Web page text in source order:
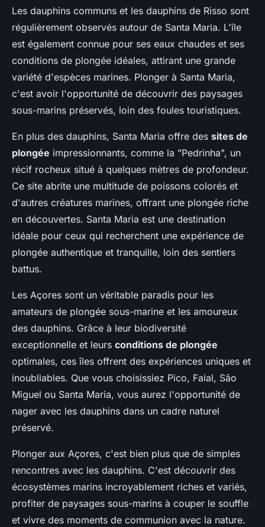
Les dauphins communs et les dauphins de Risso sont
régulièrement observés autour de Santa Maria. L'île
est également connue pour ses eaux chaudes et ses
conditions de plongée idéales, attirant une grande
variété d'espèces marines. Plonger à Santa Maria,
c'est avoir l'opportunité de découvrir des paysages
sous-marins préservés, loin des foules touristiques.
En plus des dauphins, Santa Maria offre des sites de
plongée impressionnants, comme la "Pedrinha", un
récif rocheux situé à quelques mètres de profondeur.
Ce site abrite une multitude de poissons colorés et
d'autres créatures marines, offrant une plongée riche
en découvertes. Santa Maria est une destination
idéale pour ceux qui recherchent une expérience de
plongée authentique et tranquille, loin des sentiers
battus.
Les Açores sont un véritable paradis pour les
amateurs de plongée sous-marine et les amoureux
des dauphins. Grâce à leur biodiversité
exceptionnelle et leurs conditions de plongée
optimales, ces îles offrent des expériences uniques et
inoubliables. Que vous choisissiez Pico, Faial, São
Miguel ou Santa Maria, vous aurez l'opportunité de
nager avec les dauphins dans un cadre naturel
préservé.
Plonger aux Açores, c'est bien plus que de simples
rencontres avec les dauphins. C'est découvrir des
écosystèmes marins incroyablement riches et variés,
profiter de paysages sous-marins à couper le souffle
et vivre des moments de communion avec la nature.